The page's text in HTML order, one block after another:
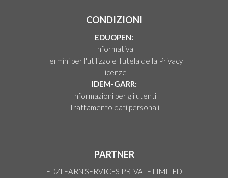
CONDIZIONI
EDUOPEN:
Informativa
Termini per l'utilizzo e Tutela della Privacy
Licenze
IDEM-GARR:
Informazioni per gli utenti
Trattamento dati personali
PARTNER
EDZLEARN SERVICES PRIVATE LIMITED